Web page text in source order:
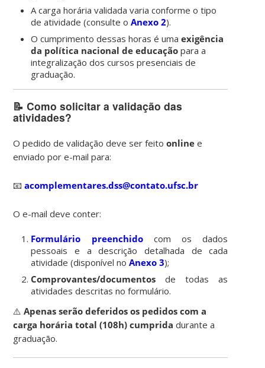
A carga horária validada varia conforme o tipo
de atividade (consulte oAnexo 2).
O cumprimento dessas horas é umaexigência
da política nacional de educação para a
integralização dos cursos presenciais de
graduação.
📝Como solicitar a validação das
atividades?
O pedido de validação deve ser feitoonline e
enviado por e-mail para:
📧acomplementares.dss@contato.ufsc.br
O e-mail deve conter:
Formulário preenchidocom os dados
pessoais e a descrição detalhada de cada
atividade (disponível noAnexo 3);
Comprovantes/documentos de todas as
atividades descritas no formulário.
⚠️Apenas serão deferidos os pedidos com a
carga horária total (108h) cumprida durante a
graduação.